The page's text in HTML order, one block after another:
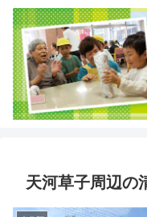
天河草子周辺の